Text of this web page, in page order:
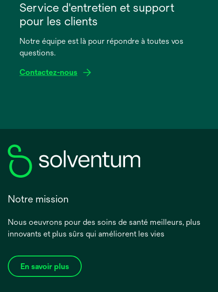
dans
nouvel
onglet
Service d'entretien et support
pour les clients
Notre équipe est là pour répondre à toutes vos
questions.
Contactez-nous
Notre mission
Nous oeuvrons pour des soins de santé meilleurs, plus
innovants et plus sûrs qui améliorent les vies
En savoir plus